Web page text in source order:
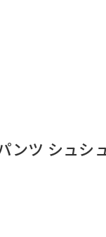
ンツ シュシ